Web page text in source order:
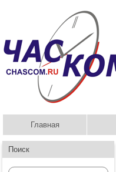
Главная
Поиск